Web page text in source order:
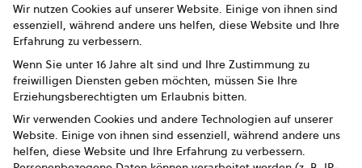
Presse
Impressum
Datenschutz
AGB
AGB Marketing GmbH
Wir nutzen Cookies auf unserer Website. Einige von ihnen sind
essenziell, während andere uns helfen, diese Website und Ihre
Erfahrung zu verbessern.
Wenn Sie unter 16 Jahre alt sind und Ihre Zustimmung zu
freiwilligen Diensten geben möchten, müssen Sie Ihre
Erziehungsberechtigten um Erlaubnis bitten.
Wir verwenden Cookies und andere Technologien auf unserer
Website. Einige von ihnen sind essenziell, während andere uns
helfen, diese Website und Ihre Erfahrung zu verbessern.